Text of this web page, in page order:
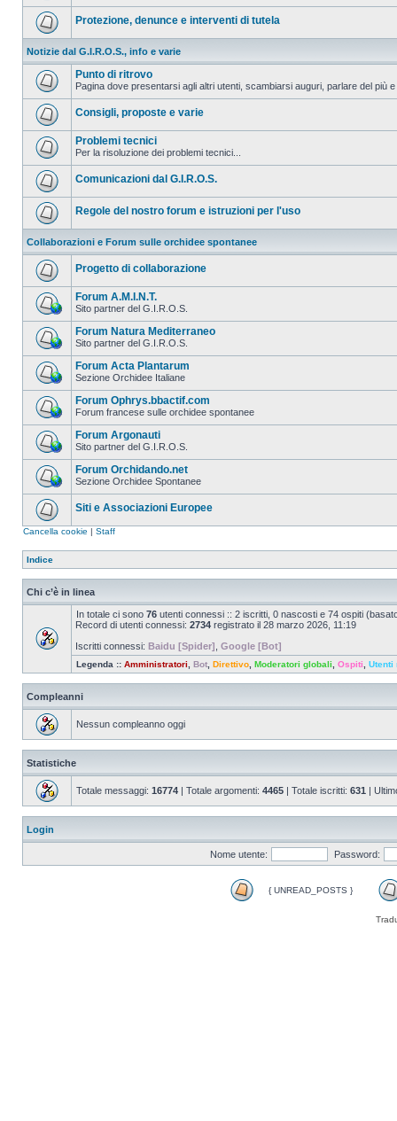
Protezione, denunce e interventi di tutela
Notizie dal G.I.R.O.S., info e varie
Punto di ritrovo
Pagina dove presentarsi agli altri utenti, scambiarsi auguri, parlare del più
Consigli, proposte e varie
Problemi tecnici
Per la risoluzione dei problemi tecnici...
Comunicazioni dal G.I.R.O.S.
Regole del nostro forum e istruzioni per l'uso
Collaborazioni e Forum sulle orchidee spontanee
Progetto di collaborazione
Forum A.M.I.N.T.
Sito partner del G.I.R.O.S.
Forum Natura Mediterraneo
Sito partner del G.I.R.O.S.
Forum Acta Plantarum
Sezione Orchidee Italiane
Forum Ophrys.bbactif.com
Forum francese sulle orchidee spontanee
Forum Argonauti
Sito partner del G.I.R.O.S.
Forum Orchidando.net
Sezione Orchidee Spontanee
Siti e Associazioni Europee
Cancella cookie | Staff
Indice
Chi c’è in linea
In totale ci sono 76 utenti connessi :: 2 iscritti, 0 nascosti e 74 ospiti
Record di utenti connessi: 2734 registrato il 28 marzo 2026, 11:19
Iscritti connessi: Baidu [Spider] Google [Bot]
Legenda :: Amministratori Bot Direttivo Moderatori globali Ospiti Utenti
Compleanni
Nessun compleanno oggi
Statistiche
Totale messaggi: 16774 | Totale argomenti: 4465 | Totale iscritti: 631 |
Login
Nome utente: Password:
{ UNREAD_POSTS }